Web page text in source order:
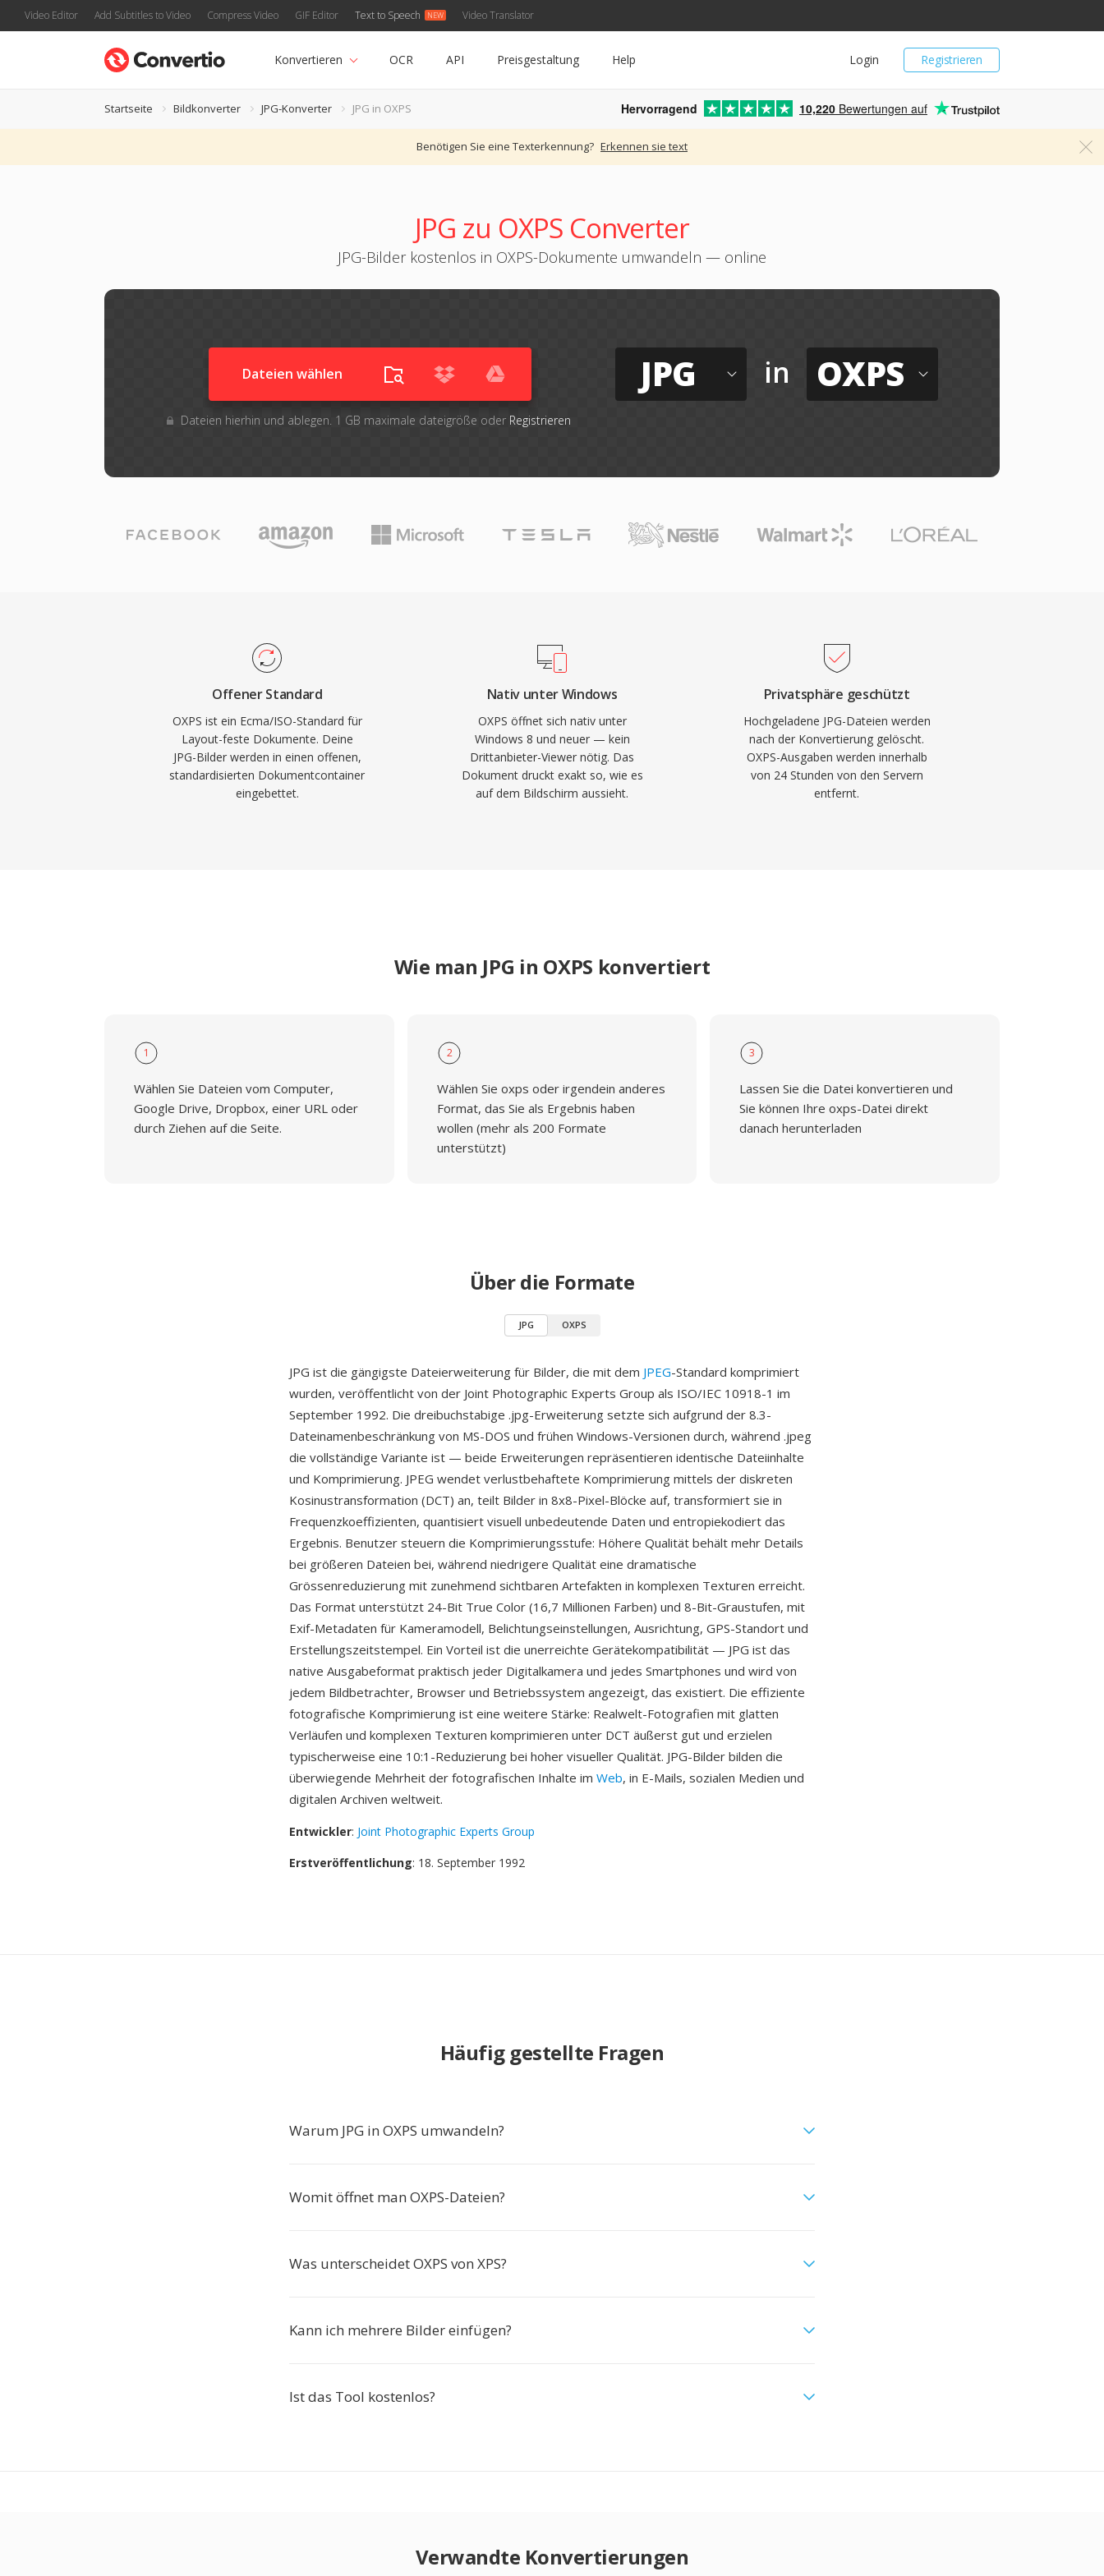
Video Editor Add Subtitles to Video Compress Video GIF Editor Text to Speech Video Translator
Registrieren
Login
Konvertieren OCR API Preisgestaltung Help
Startseite Bildkonverter JPG-Konverter JPG in OXPS Hervorragend 10,220 Bewertungen auf
Benötigen Sie eine Texterkennung? Erkennen sie text
JPG zu OXPS Converter
JPG-Bilder kostenlos in OXPS-Dokumente umwandeln — online
Dateien wählen
Dateien hierhin und ablegen. 1 GB maximale dateigröße oder Registrieren
JPG in OXPS
Offener Standard
OXPS ist ein Ecma/ISO-Standard für
Layout-feste Dokumente. Deine
JPG-Bilder werden in einen offenen,
standardisierten Dokumentcontainer
eingebettet.
Nativ unter Windows
OXPS öffnet sich nativ unter
Windows 8 und neuer — kein
Drittanbieter-Viewer nötig. Das
Dokument druckt exakt so, wie es
auf dem Bildschirm aussieht.
Privatsphäre geschützt
Hochgeladene JPG-Dateien werden
nach der Konvertierung gelöscht.
OXPS-Ausgaben werden innerhalb
von 24 Stunden von den Servern
entfernt.
Wie man JPG in OXPS konvertiert
1
Wählen Sie Dateien vom Computer,
Google Drive, Dropbox, einer URL oder
durch Ziehen auf die Seite.
2
Wählen Sie oxps oder irgendein anderes
Format, das Sie als Ergebnis haben
wollen (mehr als 200 Formate
unterstützt)
3
Lassen Sie die Datei konvertieren und
Sie können Ihre oxps-Datei direkt
danach herunterladen
Über die Formate
JPG OXPS
JPG ist die gängigste Dateierweiterung für Bilder, die mit dem JPEG-Standard komprimiert
wurden, veröffentlicht von der Joint Photographic Experts Group als ISO/IEC 10918-1 im
September 1992. Die dreibuchstabige .jpg-Erweiterung setzte sich aufgrund der 8.3-
Dateinamenbeschränkung von MS-DOS und frühen Windows-Versionen durch, während .jpeg
die vollständige Variante ist — beide Erweiterungen repräsentieren identische Dateiinhalte
und Komprimierung. JPEG wendet verlustbehaftete Komprimierung mittels der diskreten
Kosinustransformation (DCT) an, teilt Bilder in 8x8-Pixel-Blöcke auf, transformiert sie in
Frequenzkoeffizienten, quantisiert visuell unbedeutende Daten und entropiekodiert das
Ergebnis. Benutzer steuern die Komprimierungsstufe: Höhere Qualität behält mehr Details
bei größeren Dateien bei, während niedrigere Qualität eine dramatische
Grössenreduzierung mit zunehmend sichtbaren Artefakten in komplexen Texturen erreicht.
Das Format unterstützt 24-Bit True Color (16,7 Millionen Farben) und 8-Bit-Graustufen, mit
Exif-Metadaten für Kameramodell, Belichtungseinstellungen, Ausrichtung, GPS-Standort und
Erstellungszeitstempel. Ein Vorteil ist die unerreichte Gerätekompatibilität — JPG ist das
native Ausgabeformat praktisch jeder Digitalkamera und jedes Smartphones und wird von
jedem Bildbetrachter, Browser und Betriebssystem angezeigt, das existiert. Die effiziente
fotografische Komprimierung ist eine weitere Stärke: Realwelt-Fotografien mit glatten
Verläufen und komplexen Texturen komprimieren unter DCT äußerst gut und erzielen
typischerweise eine 10:1-Reduzierung bei hoher visueller Qualität. JPG-Bilder bilden die
überwiegende Mehrheit der fotografischen Inhalte im Web, in E-Mails, sozialen Medien und
digitalen Archiven weltweit.
Entwickler: Joint Photographic Experts Group
Erstveröffentlichung: 18. September 1992
Häufig gestellte Fragen
Warum JPG in OXPS umwandeln?
Womit öffnet man OXPS-Dateien?
Was unterscheidet OXPS von XPS?
Kann ich mehrere Bilder einfügen?
Ist das Tool kostenlos?
Verwandte Konvertierungen